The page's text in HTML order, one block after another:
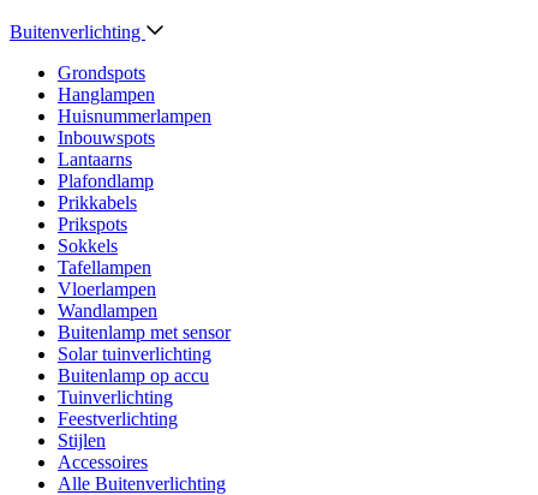
Buitenverlichting
Grondspots
Hanglampen
Huisnummerlampen
Inbouwspots
Lantaarns
Plafondlamp
Prikkabels
Prikspots
Sokkels
Tafellampen
Vloerlampen
Wandlampen
Buitenlamp met sensor
Solar tuinverlichting
Buitenlamp op accu
Tuinverlichting
Feestverlichting
Stijlen
Accessoires
Alle Buitenverlichting